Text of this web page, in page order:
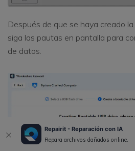
Repairit - Reparación con IA
Repara archivos dañados online.
Después de que se haya creado
siga las pautas en pantalla para
de datos.